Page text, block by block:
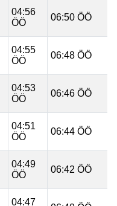
04:56
ÖÖ
06:50 ÖÖ
04:55
ÖÖ
06:48 ÖÖ
04:53
ÖÖ
06:46 ÖÖ
04:51
ÖÖ
06:44 ÖÖ
04:49
ÖÖ
06:42 ÖÖ
04:47